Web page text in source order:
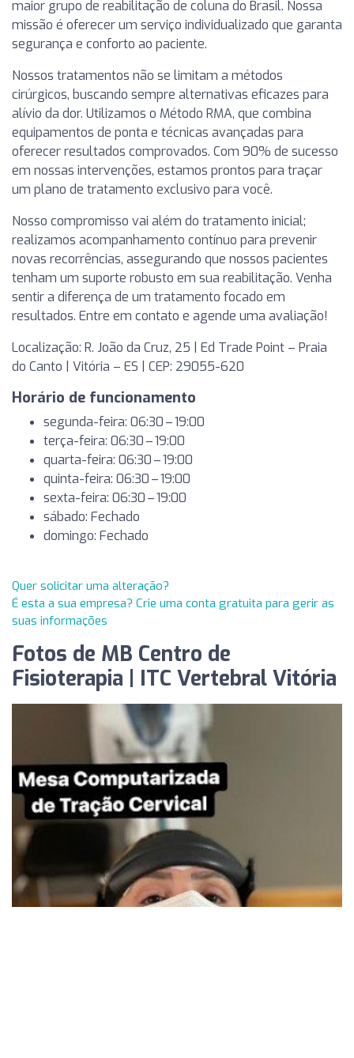
maior grupo de reabilitação de coluna do Brasil. Nossa
missão é oferecer um serviço individualizado que garanta
segurança e conforto ao paciente.
Nossos tratamentos não se limitam a métodos
cirúrgicos, buscando sempre alternativas eficazes para
alívio da dor. Utilizamos o Método RMA, que combina
equipamentos de ponta e técnicas avançadas para
oferecer resultados comprovados. Com 90% de sucesso
em nossas intervenções, estamos prontos para traçar
um plano de tratamento exclusivo para você.
Nosso compromisso vai além do tratamento inicial;
realizamos acompanhamento contínuo para prevenir
novas recorrências, assegurando que nossos pacientes
tenham um suporte robusto em sua reabilitação. Venha
sentir a diferença de um tratamento focado em
resultados. Entre em contato e agende uma avaliação!
Localização: R. João da Cruz, 25 | Ed Trade Point – Praia
do Canto | Vitória – ES | CEP: 29055-620
Horário de funcionamento
segunda-feira: 06:30 – 19:00
terça-feira: 06:30 – 19:00
quarta-feira: 06:30 – 19:00
quinta-feira: 06:30 – 19:00
sexta-feira: 06:30 – 19:00
sábado: Fechado
domingo: Fechado
Quer solicitar uma alteração?
É esta a sua empresa? Crie uma conta gratuita para gerir as
suas informações
Fotos de MB Centro de
Fisioterapia | ITC Vertebral Vitória